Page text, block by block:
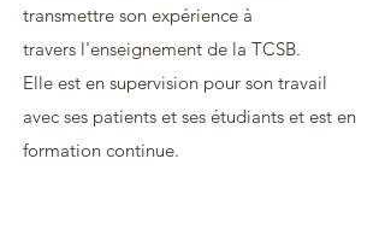
transmettre son expérience à
travers l'enseignement de la TCSB.
Elle est en supervision pour son travail
avec ses patients et ses étudiants et est en
formation continue.